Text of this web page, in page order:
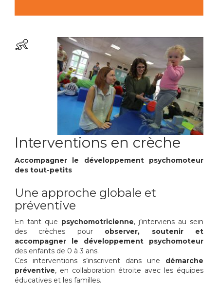
👶
Interventions en crèche
Accompagner le développement psychomoteur
des tout-petits
Une approche globale et
préventive
En tant que psychomotricienne, j’interviens au sein
des crèches pour observer, soutenir et
accompagner le développement psychomoteur
des enfants de 0 à 3 ans.
Ces interventions s’inscrivent dans une démarche
préventive, en collaboration étroite avec les équipes
éducatives et les familles.